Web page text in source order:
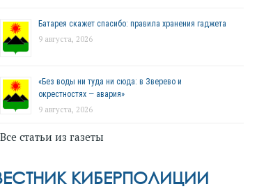
Батарея скажет спасибо: правила хранения гаджета
9 августа, 2026
«Без воды ни туда ни сюда: в Зверево и
окрестностях — авария»
9 августа, 2026
Все статьи из газеты
КИБЕРПОЛИЦИИ